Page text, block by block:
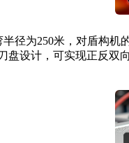
为250米，对盾构机
设计，可实现正反